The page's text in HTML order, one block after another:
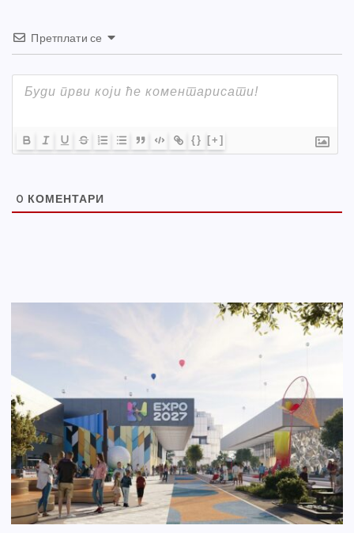
Претплати се
{} [+]
0 КОМЕНТАРИ